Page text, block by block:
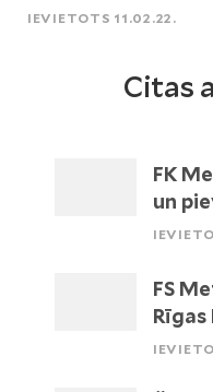
IEVIETOTS 11.02.22.
Citas
FK
un
FS
Rīgas